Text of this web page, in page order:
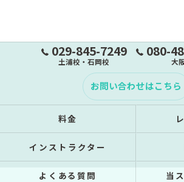
029-845-7249
土浦校・石岡校
080-
大
お問い合わせはこちら
料金
インストラクター
よくある質問 当